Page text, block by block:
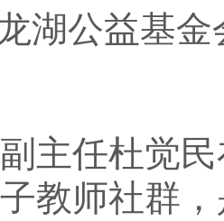
湖公益基
主任杜觉
教师社群